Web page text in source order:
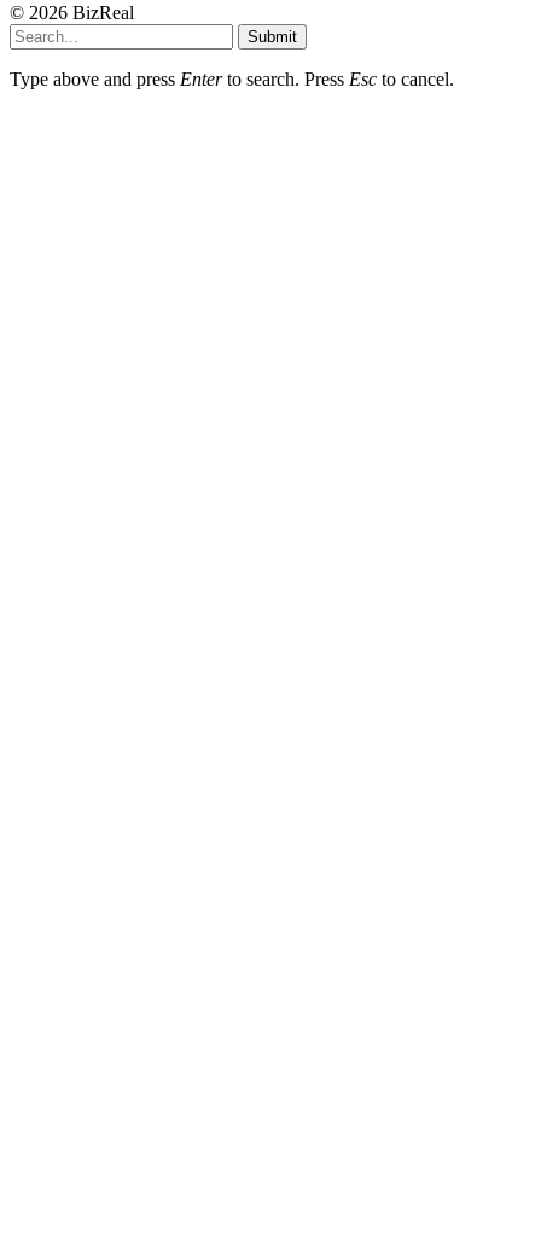
© 2026 BizReal
Submit
Type above and press Enterto search. Press Esc to cancel.